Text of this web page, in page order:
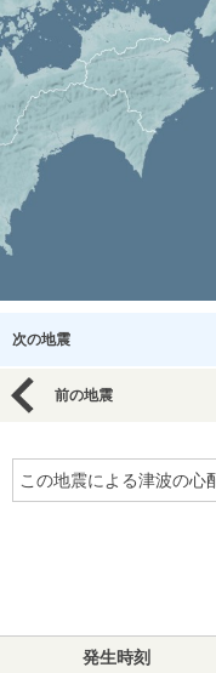
次の地震
前の地震
この地震による津波の心
発生時刻